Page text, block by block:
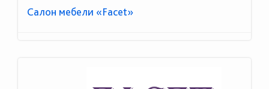
Салон мебели «Facet»